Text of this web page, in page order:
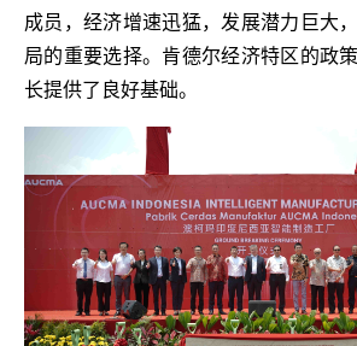
成员，经济增速迅猛，发展潜力巨大
局的重要选择。肯德尔经济特区的政
长提供了良好基础。